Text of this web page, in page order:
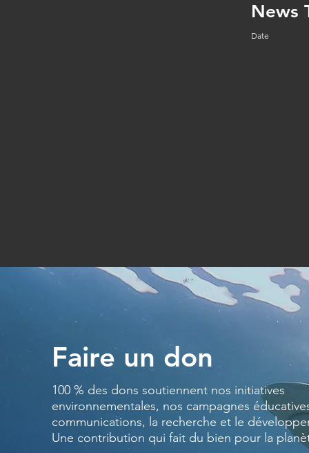
News
Date
Faire un don
100 % des dons soutiennent nos initiatives
environnementales, nos campagnes
communications, la recherche et le
Une contribution qui fait du bien pour la